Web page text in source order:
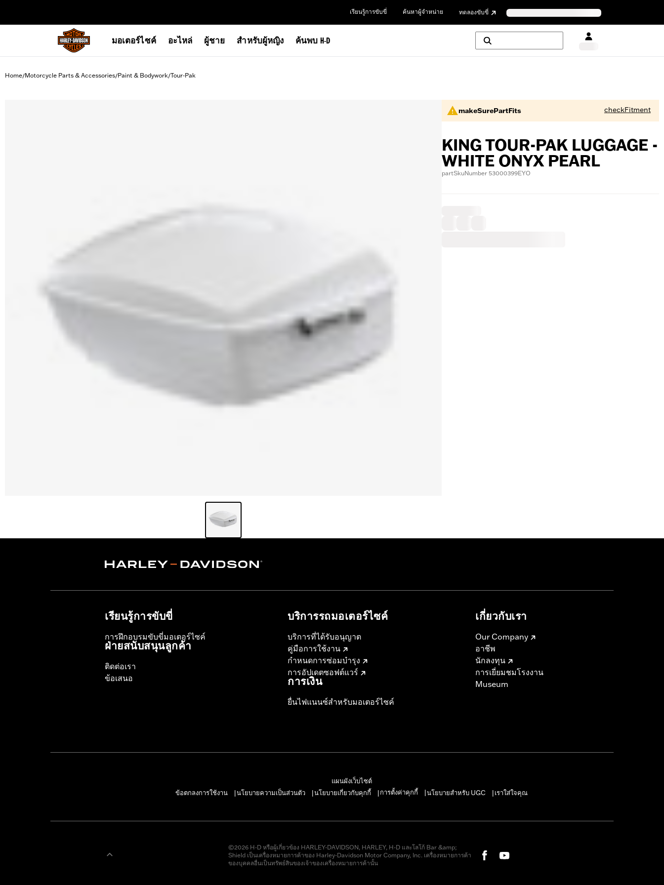
เรียนรู้การขับขี่ ค้นหาผู้จำหน่าย ทดลองขับขี่
มอเตอร์ไซค์ อะไหล่ ผู้ชาย สำหรับผู้หญิง ค้นพบ H-D
Home/Motorcycle Parts & Accessories/Paint & Bodywork/Tour-Pak
makeSurePartFits checkFitment
KING TOUR-PAK LUGGAGE -
WHITE ONYX PEARL
partSkuNumber 53000399EYO
เรียนรู้การขับขี่
การฝึกอบรมขับขี่มอเตอร์ไซค์
ฝ่ายสนับสนุนลูกค้า
ติดต่อเรา
ข้อเสนอ
บริการรถมอเตอร์ไซค์​
บริการที่ได้รับอนุญาต
คู่มือการใช้งาน
กำหนดการซ่อมบำรุง
การอัปเดตซอฟต์แวร์
การเงิน
ยื่นไฟแนนซ์สำหรับมอเตอร์ไซค์
เกี่ยวกับเรา
Our Company
อาชีพ
นักลงทุน
การเยี่ยมชมโรงงาน
Museum
แผนผังเว็บไซต์
ข้อตกลงการใช้งาน
นโยบายความเป็นส่วนตัว นโยบายเกี่ยวกับคุกกี้ การตั้งค่าคุกกี้ นโยบายสำหรับ UGC เราใส่ใจคุณ
©2026 H-D หรือผู้เกี่ยวข้อง HARLEY-DAVIDSON, HARLEY, H-D และโลโก้ Bar &amp;
Shield เป็นเครื่องหมายการค้าของ Harley-Davidson Motor Company, Inc. เครื่องหมายการค้า
ของบุคคลอื่นเป็นทรัพย์สินของเจ้าของเครื่องหมายการค้านั้น